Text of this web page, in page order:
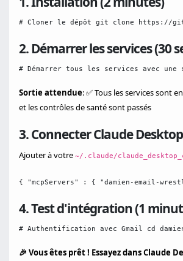
# Cloner le dépôt git clone https://
2. Démarrer les services (30
# Démarrer tous les services avec
Sortie attendue: ✅ Tous les services sont
et les contrôles de santé sont passés
3. Connecter Claude
Ajouter à votre ~/.claude/
{ "mcpServers" : { "damien-email-
4. Test d'intégration (1
# Authentification avec Gmail cd
🎉 Vous êtes prêt ! Essayez dans Claude